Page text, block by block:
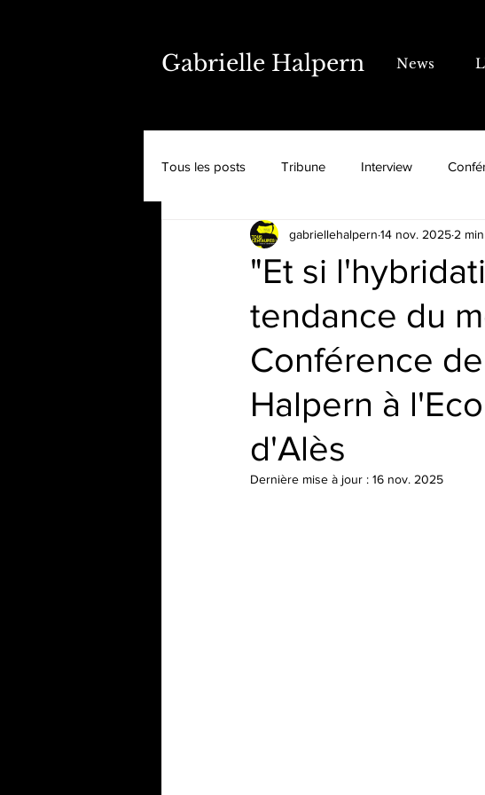
Gabrielle Halpern News
Tous les posts Tribune Interview
"Et si
tendance du
Conférence
Halpern à
d'Alès
gabriellehalpern 14 nov. 2025 2
Dernière mise à jour : 16 nov. 2025